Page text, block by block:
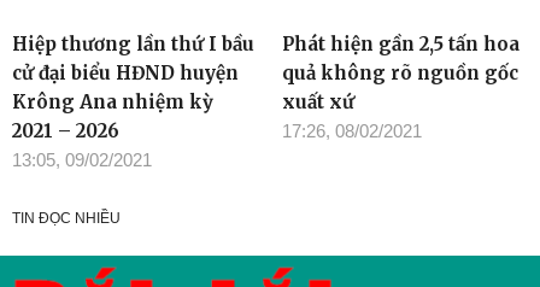
Hiệp thương lần thứ I bầu
cử đại biểu HĐND huyện
Krông Ana nhiệm kỳ
2021 – 2026
13:05, 09/02/2021
Phát hiện gần 2,5 tấn hoa
quả không rõ nguồn gốc
xuất xứ
17:26, 08/02/2021
TIN ĐỌC NHIỀU